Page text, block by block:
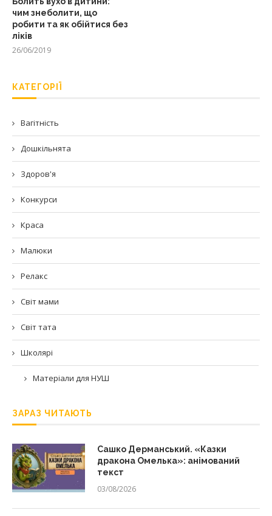
чим знеболити, що
робити та як обійтися без
ліків
26/06/2019
КАТЕГОРІЇ
Вагітність
Дошкільнята
Здоров'я
Конкурси
Краса
Малюки
Релакс
Світ мами
Світ тата
Школярі
Матеріали для НУШ
ЗАРАЗ ЧИТАЮТЬ
Сашко Дерманський. «Казки
дракона Омелька»: анімований
текст
03/08/2026